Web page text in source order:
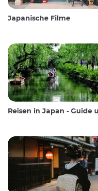
Japanische Filme
Reisen in Japan - Guide und Wissenswertes